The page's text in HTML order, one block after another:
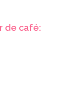
de café: